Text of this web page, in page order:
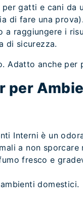
gatti e cani
di fare una prova).
a raggiungere i
di sicurezza.
Adatto anche per
per
Interni è un
a non
fresco e
domestici.